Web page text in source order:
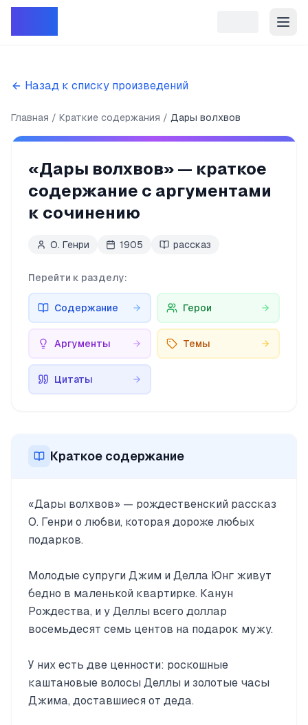
Назад к списку произведений
Главная Краткие содержания Дары волхвов
«Дары волхвов» — краткое
содержание с аргументами
к сочинению
О. Генри 1905 рассказ
Перейти к разделу:
Содержание Герои
Аргументы Темы
Цитаты
Краткое содержание
«Дары волхвов» — рождественский рассказ
О. Генри о любви, которая дороже любых
подарков.
Молодые супруги Джим и Делла Юнг живут
бедно в маленькой квартирке. Канун
Рождества, и у Деллы всего доллар
восемьдесят семь центов на подарок мужу.
У них есть две ценности: роскошные
каштановые волосы Деллы и золотые часы
Джима, доставшиеся от деда.